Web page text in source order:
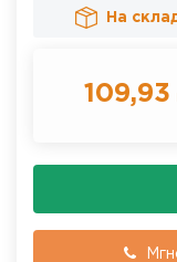
На
109,93